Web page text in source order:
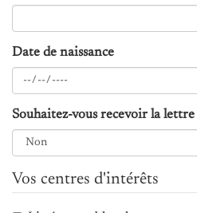
Date de naissance
Souhaitez-vous recevoir la
Vos centres d'intérêts